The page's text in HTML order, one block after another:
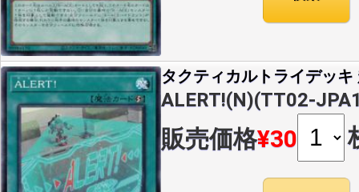
タクティカルトライデッキ
ALERT!(N)(TT02-
販売価格¥30